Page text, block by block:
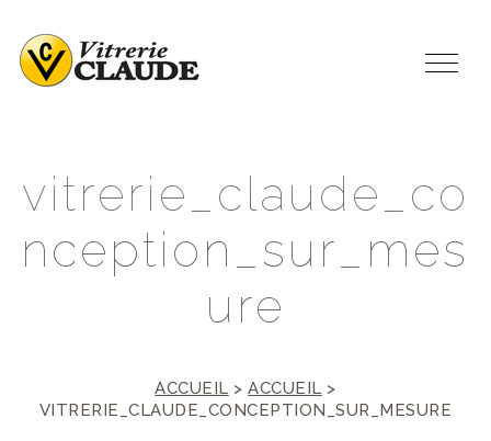
vitrerie claude co
nception sur mes
ure
ACCUEIL >ACCUEIL >
VITRERIE_CLAUDE_CONCEPTION_SUR_MESURE